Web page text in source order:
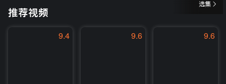
选集
推荐视频
9.4 9.6 9.6